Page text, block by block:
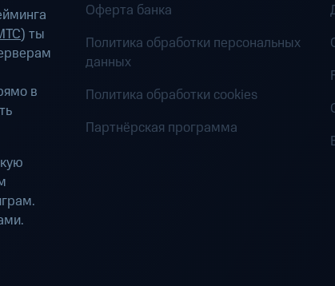
) ты
в
Оферта банка
Политика обработки персональных
данных
Политика обработки cookies
Партнёрская программа